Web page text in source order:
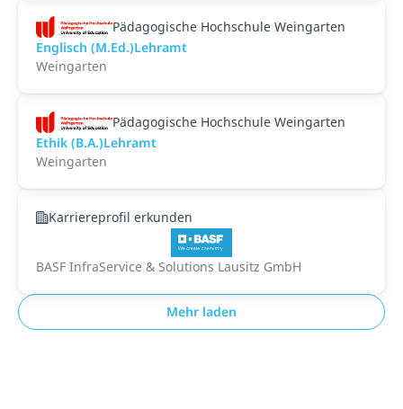
Pädagogische Hochschule Weingarten
Englisch (M.Ed.)Lehramt
Weingarten
Pädagogische Hochschule Weingarten
Ethik (B.A.)Lehramt
Weingarten
Karriereprofil erkunden
BASF InfraService & Solutions Lausitz GmbH
Mehr laden